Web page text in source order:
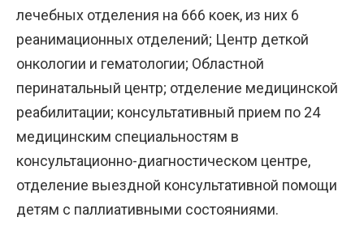
лечебных отделения на 666 коек, из них 6
реанимационных отделений; Центр деткой
онкологии и гематологии; Областной
перинатальный центр; отделение медицинской
реабилитации; консультативный прием по 24
медицинским специальностям в
консультационно-диагностическом центре,
отделение выездной консультативной помощи
детям с паллиативными состояниями.